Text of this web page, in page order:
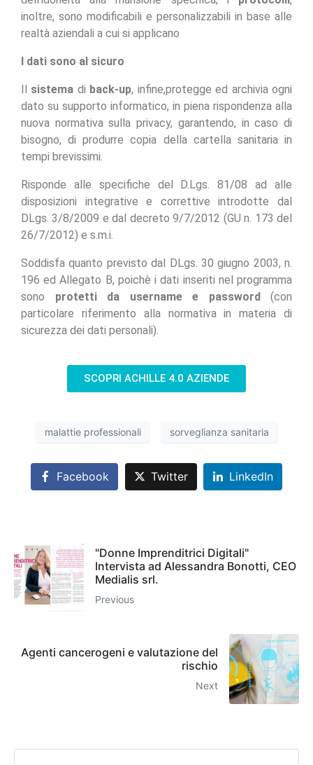
inoltre, sono modificabili e personalizzabili in base alle
realtà aziendali a cui si applicano
I dati sono al sicuro
Il sistema di back-up, infine,protegge ed archivia ogni
dato su supporto informatico, in piena rispondenza alla
nuova normativa sulla privacy, garantendo, in caso di
bisogno, di produrre copia della cartella sanitaria in
tempi brevissimi.
Risponde alle specifiche del D.Lgs. 81/08 ad alle
disposizioni integrative e correttive introdotte dal
DLgs. 3/8/2009 e dal decreto 9/7/2012 (GU n. 173 del
26/7/2012) e s.m.i.
Soddisfa quanto previsto dal DLgs. 30 giugno 2003, n.
196 ed Allegato B, poichè i dati inseriti nel programma
sono protetti da username e password(con
particolare riferimento alla normativa in materia di
sicurezza dei dati personali).
SCOPRI ACHILLE 4.0 AZIENDE
malattie professionali sorveglianza sanitaria
Facebook Twitter LinkedIn
"Donne Imprenditrici Digitali"
Intervista ad Alessandra Bonotti, CEO
Medialis srl.
Previous
Agenti cancerogeni e valutazione del
rischio
Next